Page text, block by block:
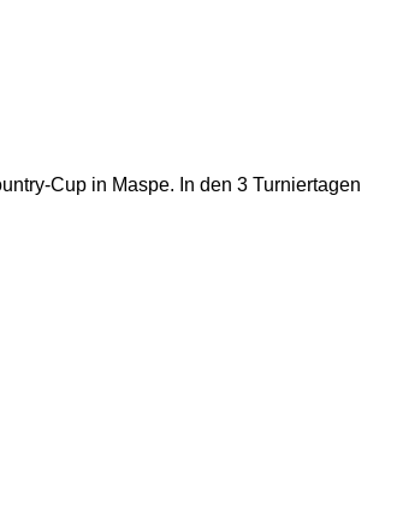
Cup in Maspe. In den 3 Turniertagen